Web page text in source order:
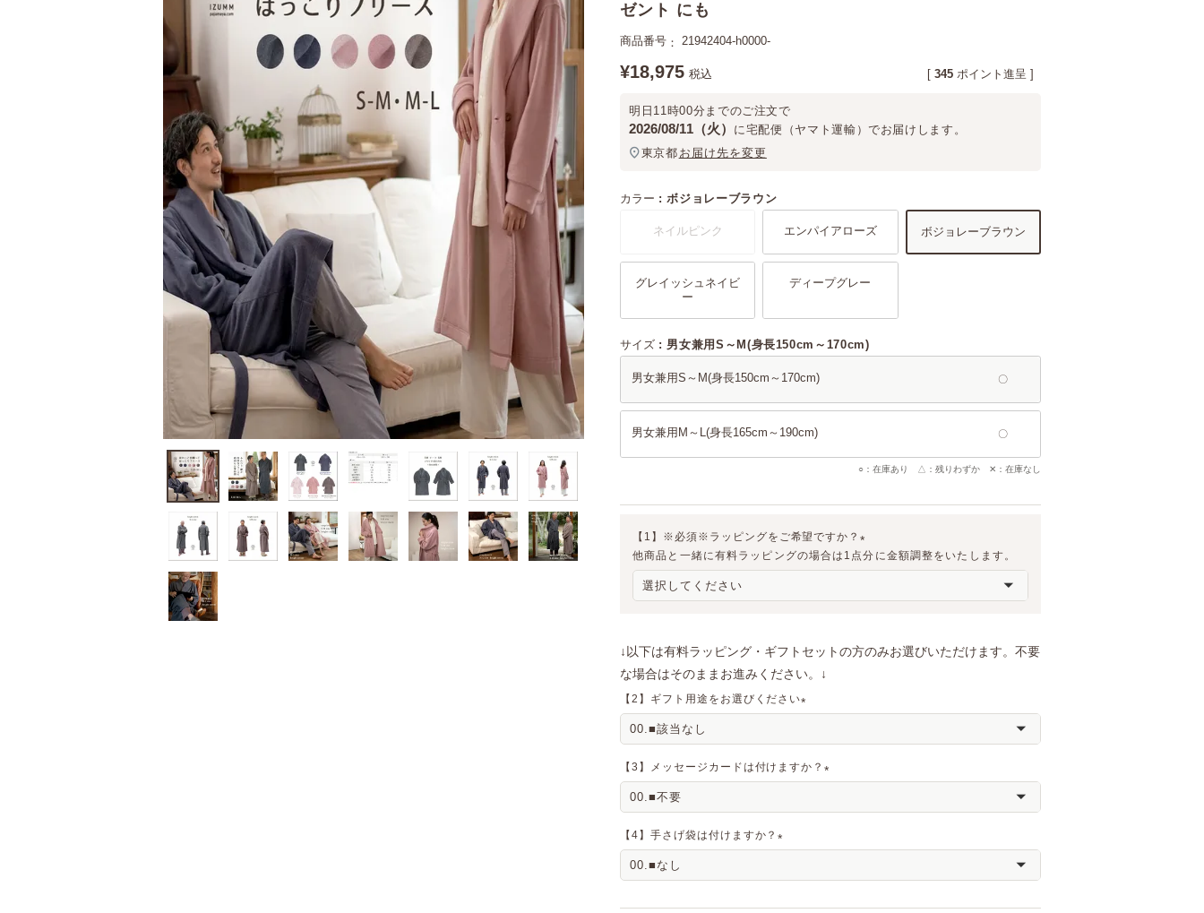
ゼント にも
商品番号 21942404-h0000-
¥18,975 税込 [ 345 ポイント進呈 ]
明日 11時00分 までのご注文で
2026/08/11（火） に宅配便（ヤマト運輸）でお届けします。
東京都 お届け先を変更
【1】※必須※ラッピングをご希望ですか？
(
須
他商品と一緒に有料ラッピングの場合は1点分に金額調整をいたします。
↓以下は有料ラッピング・ギフトセットの方のみお選びいただけます。不要
な場合はそのままお進みください。↓
【2】ギフト用途をお選びください
必
須
)
【3】メッセージカードは付けますか？
必
)
【4】手さげ袋は付けますか？
必
サイズ 男女兼用S～M(身長150cm～170cm)
男女兼用S～M(身長150cm～170cm)
男女兼用M～L(身長165cm～190cm)
○：在庫あり △：残りわずか ✕：在庫なし
カラー ボジョレーブラウン
ネイルピンク エンパイアローズ ボジョレーブラウン
グレイッシュネイビ
ー
ディープグレー